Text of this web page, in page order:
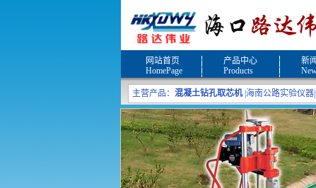
网站首页
HomePage
产品中心
Products
新
主营产品： 混凝土钻孔取芯机| 海南公路实验仪器|